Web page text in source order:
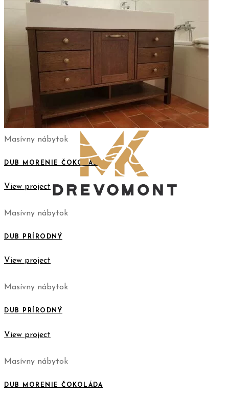
Masívny nábytok
DUB MORENIE ČOKOLÁDA
View project
Masívny nábytok
DUB PRÍRODNÝ
View project
Masívny nábytok
DUB PRÍRODNÝ
View project
Masívny nábytok
DUB MORENIE ČOKOLÁDA